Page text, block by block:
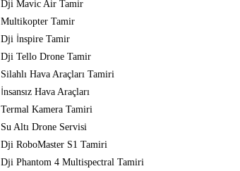
Dji Mavic Air Tamir
Multikopter Tamir
Dji İnspire Tamir
Dji Tello Drone Tamir
Silahlı Hava Araçları Tamiri
İnsansız Hava Araçları
Termal Kamera Tamiri
Su Altı Drone Servisi
Dji RoboMaster S1 Tamiri
Dji Phantom 4 Multispectral Tamiri